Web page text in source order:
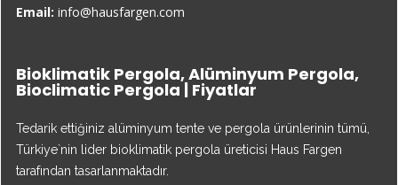
Email: info@hausfargen.com
Bioklimatik Pergola, Alüminyum Pergola,
Bioclimatic Pergola | Fiyatlar
Tedarik ettiğiniz alüminyum tente ve pergola ürünlerinin tümü,
Türkiye`nin lider bioklimatik pergola üreticisi Haus Fargen
tarafından tasarlanmaktadır.